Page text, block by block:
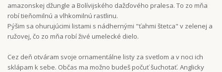
amazonskej džungle a Bolívijského dažďového pralesa. To zo mňa
robí tieňomilnú a vlhkomilnú rastlinu.
Pýšim sa ohurujúcimi listami s nádhernými "ťahmi štetca" v zelenej a
ružovej, čo zo mňa robí živé umelecké dielo.
Cez deň otváram svoje ornamentálne listy za svetlom a v noci ich
sklápam k sebe. Občas ma možno budeš počuť šuchotať. Anglicky